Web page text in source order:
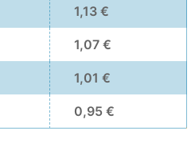
1,13 €
1,07 €
1,01 €
0,95 €